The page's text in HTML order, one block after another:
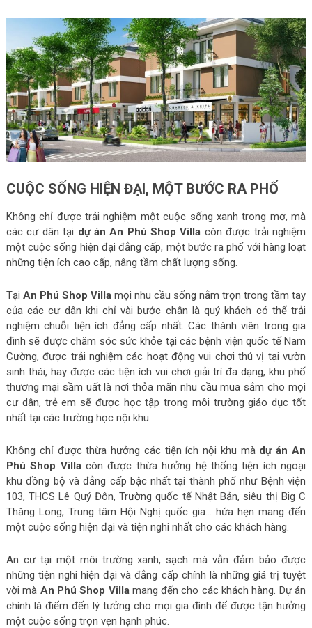
CUỘC SỐNG HIỆN ĐẠI, MỘT BƯỚC RA PHỐ
Không chỉ được trải nghiệm một cuộc sống xanh trong mơ, mà
các cư dân tại dự án An Phú Shop Villa còn được trải nghiệm
một cuộc sống hiện đại đẳng cấp, một bước ra phố với hàng loạt
những tiện ích cao cấp, nâng tầm chất lượng sống.
Tại An Phú Shop Villa mọi nhu cầu sống nằm trọn trong tầm tay
của các cư dân khi chỉ vài bước chân là quý khách có thể trải
nghiệm chuỗi tiện ích đẳng cấp nhất. Các thành viên trong gia
đình sẽ được chăm sóc sức khỏe tại các bệnh viện quốc tế Nam
Cường, được trải nghiệm các hoạt động vui chơi thú vị tại vườn
sinh thái, hay được các tiện ích vui chơi giải trí đa dạng, khu phố
thương mại sầm uất là nơi thỏa mãn nhu cầu mua sắm cho mọi
cư dân, trẻ em sẽ được học tập trong môi trường giáo dục tốt
nhất tại các trường học nội khu.
Không chỉ được thừa hưởng các tiện ích nội khu mà dự án An
Phú Shop Villacòn được thừa hưởng hệ thống tiện ích ngoại
khu đồng bộ và đẳng cấp bậc nhất tại thành phố như Bệnh viện
103, THCS Lê Quý Đôn, Trường quốc tế Nhật Bản, siêu thị Big C
Thăng Long, Trung tâm Hội Nghị quốc gia… hứa hẹn mang đến
một cuộc sống hiện đại và tiện nghi nhất cho các khách hàng.
An cư tại một môi trường xanh, sạch mà vẫn đảm bảo được
những tiện nghi hiện đại và đẳng cấp chính là những giá trị tuyệt
vời mà An Phú Shop Villamang đến cho các khách hàng. Dự án
chính là điểm đến lý tưởng cho mọi gia đình để được tận hưởng
một cuộc sống trọn vẹn hạnh phúc.